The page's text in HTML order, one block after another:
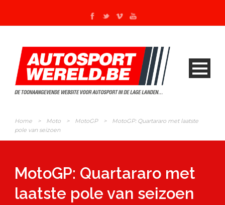
Home > Moto > MotoGP >
MotoGP: Quartararo met laatste
pole van seizoen
MotoGP: Quartararo met
laatste pole van seizoen